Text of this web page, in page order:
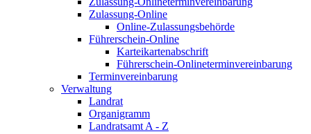
Zulassung-Online
Online-Zulassungsbehörde
Führerschein-Online
Karteikartenabschrift
Führerschein-Onlineterminvereinbarung
Terminvereinbarung
Verwaltung
Landrat
Organigramm
Landratsamt A - Z